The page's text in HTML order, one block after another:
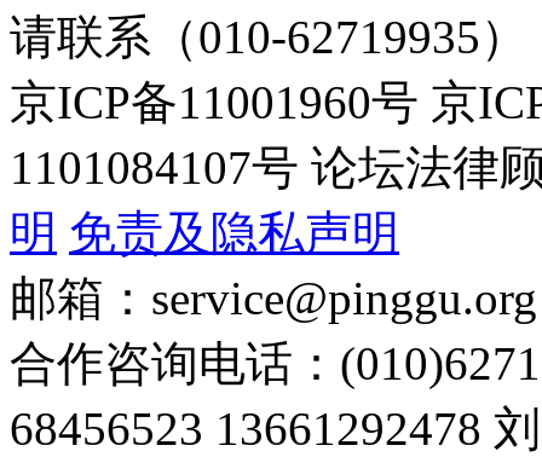
请联系（010-62719935）
京ICP备11001960号 京
1101084107号 论坛法律
明 免责及隐私声明
邮箱：service@pinggu.org
合作咨询电话：
68456523 13661292478